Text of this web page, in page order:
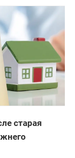
старая